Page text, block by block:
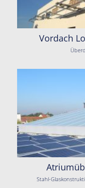
Vordach
Stahl-